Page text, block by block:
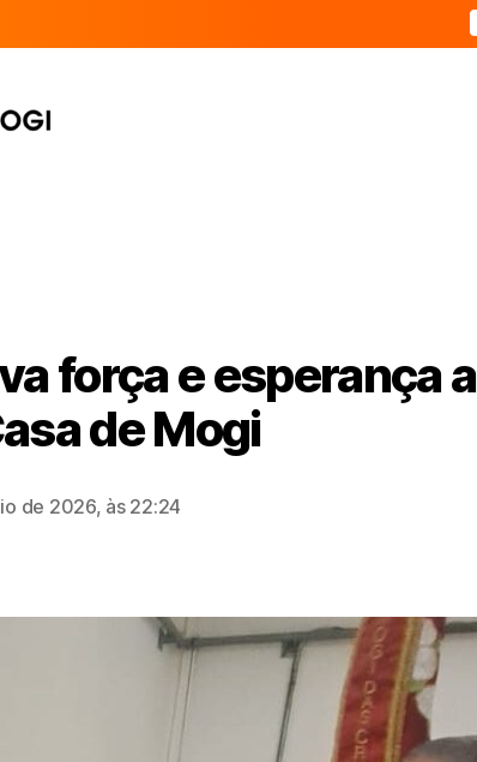
força e esperança a
de Mogi
de 2026, às 22:24